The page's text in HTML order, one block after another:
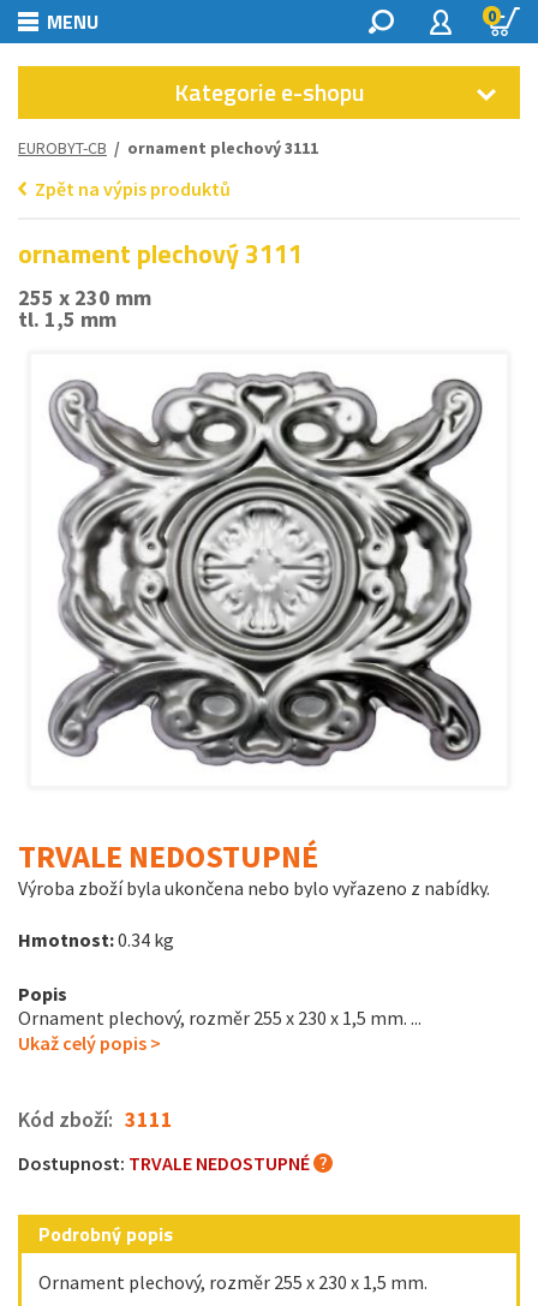
MENU 0
Kategorie e-shopu
EUROBYT-CB / ornament plechový 3111
Zpět na výpis produktů
ornament plechový 3111
255 x 230 mm
tl. 1,5 mm
TRVALE NEDOSTUPNÉ
Výroba zboží byla ukončena nebo bylo vyřazeno z nabídky.
Hmotnost:0.34 kg
Popis
Ornament plechový, rozměr 255 x 230 x 1,5 mm. ...
Ukaž celý popis >
Kód zboží: 3111
Dostupnost: TRVALE NEDOSTUPNÉ
Podrobný popis
Ornament plechový, rozměr 255 x 230 x 1,5 mm.